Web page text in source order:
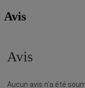
Avis